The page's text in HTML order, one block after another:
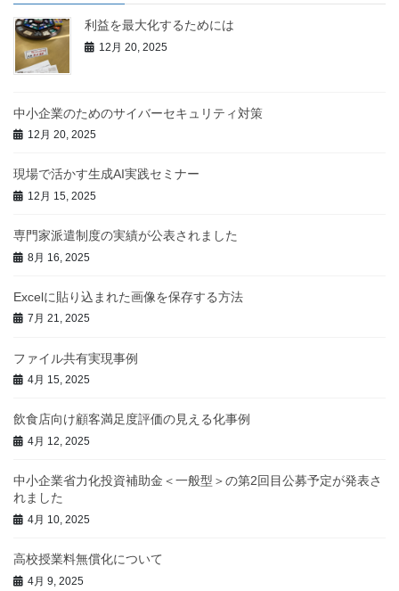
利益を最大化するためには
12月 20, 2025
中小企業のためのサイバーセキュリティ対策
12月 20, 2025
現場で活かす生成AI実践セミナー
12月 15, 2025
専門家派遣制度の実績が公表されました
8月 16, 2025
Excelに貼り込まれた画像を保存する方法
7月 21, 2025
ファイル共有実現事例
4月 15, 2025
飲食店向け顧客満足度評価の見える化事例
4月 12, 2025
中小企業省力化投資補助金＜一般型＞の第2回目公募予定が発表さ
れました
4月 10, 2025
高校授業料無償化について
4月 9, 2025